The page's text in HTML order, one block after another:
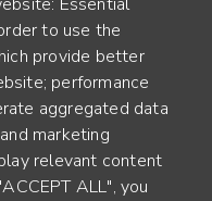
| Switzerland
IN JAPAN
to use the
provide better
performance
aggregated data
marketing
relevant content
ALL", you